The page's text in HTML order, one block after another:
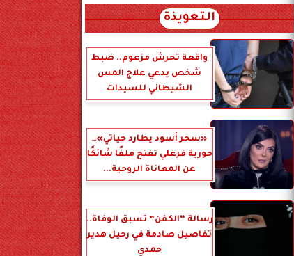
التعويذة
واقعة تحرش مزعوم.. ضبط
شخص يدعي علاج المس
الشيطاني للسيدات
«سحر أسود يطارد حياتي»…
حورية فرغلي تفتح ملفًا شائكًا
عن المعاناة الروحية...
رسالة “الكفن” تسبق الوفاة..
تفاصيل صادمة في رحيل هدير
حمدي